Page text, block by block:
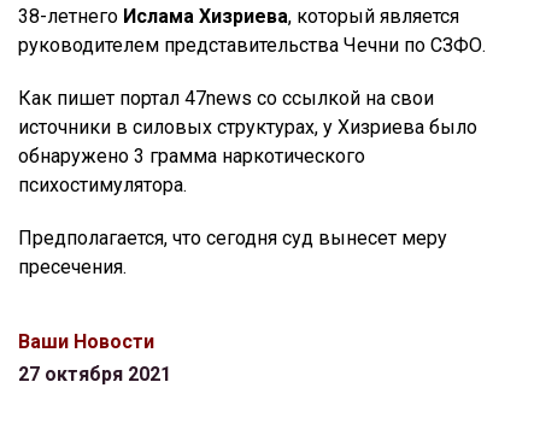
38-летнего Ислама Хизриева, который является
руководителем представительства Чечни по СЗФО.
Как пишет портал 47news со ссылкой на свои
источники в силовых структурах, у Хизриева было
обнаружено 3 грамма наркотического
психостимулятора.
Предполагается, что сегодня суд вынесет меру
пресечения.
Ваши Новости
27 октября 2021